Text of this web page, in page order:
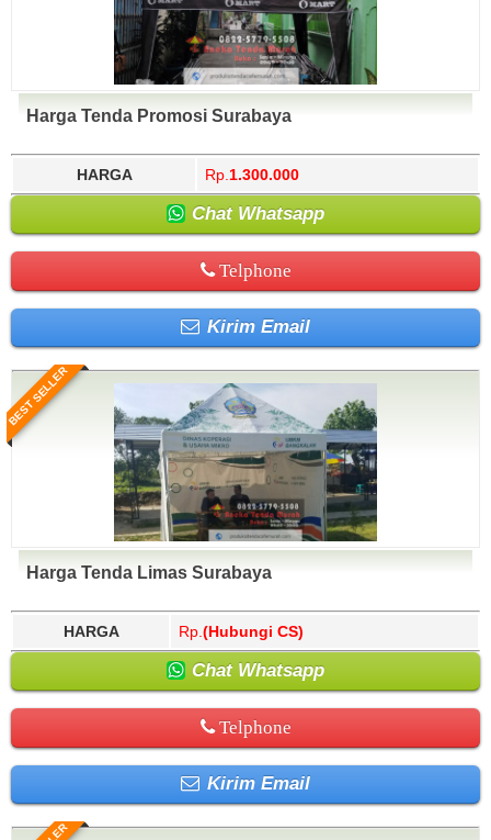
Harga Tenda Promosi Surabaya
HARGA Rp. 1.300.000
Chat Whatsapp
Telphone
Kirim Email
BEST SELLER
Harga Tenda Limas Surabaya
HARGA Rp. (Hubungi CS)
Chat Whatsapp
Telphone
Kirim Email